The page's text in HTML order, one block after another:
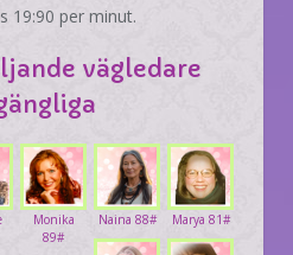
19:90 per minut.
vägledare
Marya 81#
Naina 88#
Monika
89#